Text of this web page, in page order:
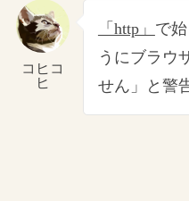
コヒコ
ヒ
「http」 で
うにブラウ
せん」と警